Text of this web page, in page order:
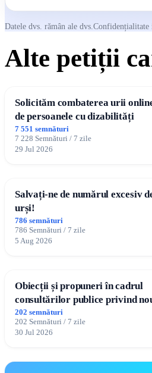
Datele dvs. rămân ale dvs.Confidențialitate
Alte petiții
Solicităm combaterea urii
de persoanele cu dizabilități
7 551 semnături
7 228 Semnături / 7 zile
29 Jul 2026
Salvați-ne de numărul excesiv
urși!
786 semnături
786 Semnături / 7 zile
5 Aug 2026
Obiecții și propuneri în cadrul
consultărilor publice privind
Plan Urbanistic General (PUG)
Ialoveni
202 semnături
202 Semnături / 7 zile
30 Jul 2026